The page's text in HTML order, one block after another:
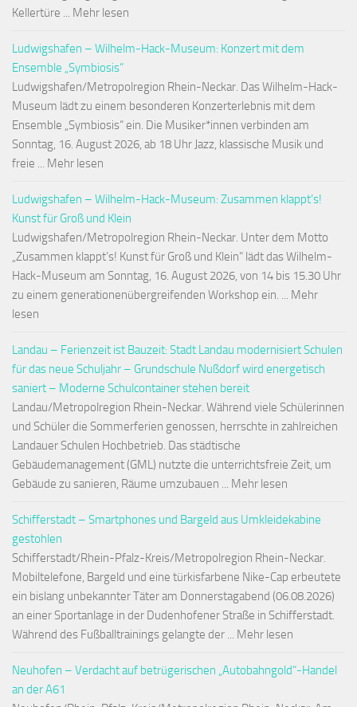
Kellertüre ... Mehr lesen
Ludwigshafen – Wilhelm-Hack-Museum: Konzert mit dem
Ensemble „Symbiosis“
Ludwigshafen/Metropolregion Rhein-Neckar. Das Wilhelm-Hack-
Museum lädt zu einem besonderen Konzerterlebnis mit dem
Ensemble „Symbiosis“ ein. Die Musiker*innen verbinden am
Sonntag, 16. August 2026, ab 18 Uhr Jazz, klassische Musik und
freie ... Mehr lesen
Ludwigshafen – Wilhelm-Hack-Museum: Zusammen klappt’s!
Kunst für Groß und Klein
Ludwigshafen/Metropolregion Rhein-Neckar. Unter dem Motto
„Zusammen klappt’s! Kunst für Groß und Klein“ lädt das Wilhelm-
Hack-Museum am Sonntag, 16. August 2026, von 14 bis 15.30 Uhr
zu einem generationenübergreifenden Workshop ein. ... Mehr
lesen
Landau – Ferienzeit ist Bauzeit: Stadt Landau modernisiert Schulen
für das neue Schuljahr – Grundschule Nußdorf wird energetisch
saniert – Moderne Schulcontainer stehen bereit
Landau/Metropolregion Rhein-Neckar. Während viele Schülerinnen
und Schüler die Sommerferien genossen, herrschte in zahlreichen
Landauer Schulen Hochbetrieb. Das städtische
Gebäudemanagement (GML) nutzte die unterrichtsfreie Zeit, um
Gebäude zu sanieren, Räume umzubauen ... Mehr lesen
Schifferstadt – Smartphones und Bargeld aus Umkleidekabine
gestohlen
Schifferstadt/Rhein-Pfalz-Kreis/Metropolregion Rhein-Neckar.
Mobiltelefone, Bargeld und eine türkisfarbene Nike-Cap erbeutete
ein bislang unbekannter Täter am Donnerstagabend (06.08.2026)
an einer Sportanlage in der Dudenhofener Straße in Schifferstadt.
Während des Fußballtrainings gelangte der ... Mehr lesen
Neuhofen – Verdacht auf betrügerischen „Autobahngold“-Handel
an der A61